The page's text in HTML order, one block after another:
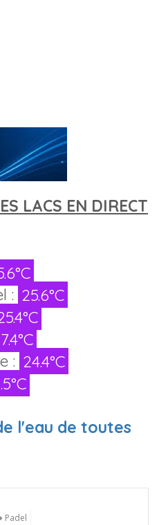
LACS EN DIRECT
: 25.6°C
: 24.4°C
l'eau de toutes
Padel